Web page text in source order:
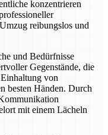
konzentrieren
reibungslos und
und Bedürfnisse
Gegenstände, die
von
besten Händen. Durch
mit einem Lächeln